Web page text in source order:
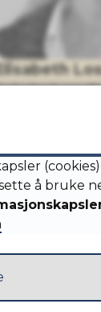
underviser
65 34 61
02 423
å bruke